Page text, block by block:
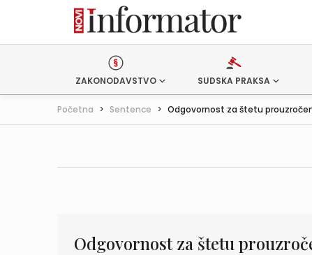
ZAKONODAVSTVO SUDSKA PRAKSA
Početna > Sentence > Odgovornost za štetu
Odgovornost za štetu